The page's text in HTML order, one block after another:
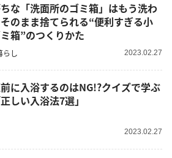
な「洗面所のゴミ箱」はもう洗わ
のまま捨てられる“便利すぎる小
箱”のつくりかた
らし 2023.02.27
に入浴するのはNG!?クイズで学ぶ
しい入浴法7選」
2023.02.27